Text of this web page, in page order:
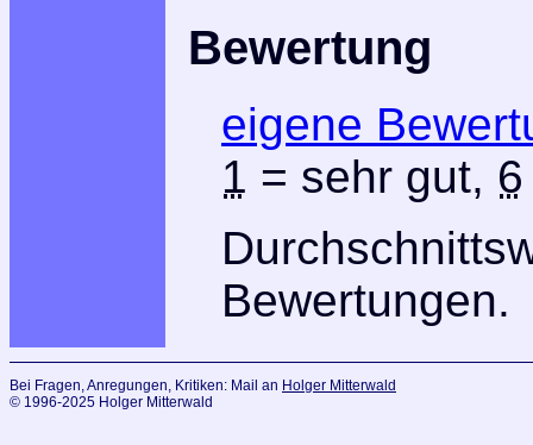
Bewertung
eigene
1 = sehr gut, 6
Bewertungen.
Bei Fragen, Anregungen, Kritiken: Mail an Holger Mitterwald
© 1996-2025 Holger Mitterwald